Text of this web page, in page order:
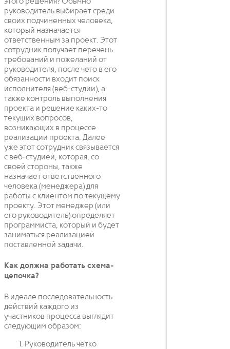
руководитель выбирает среди
своих подчиненных человека,
который назначается
ответственным за проект. Этот
сотрудник получает перечень
требований и пожеланий от
руководителя, после чего в его
обязанности входит поиск
исполнителя (веб-студии), а
также контроль выполнения
проекта и решение каких-то
текущих вопросов,
возникающих в процессе
реализации проекта. Далее
уже этот сотрудник связывается
с веб-студией, которая, со
своей стороны, также
назначает ответственного
человека (менеджера) для
работы с клиентом по текущему
проекту. Этот менеджер (или
его руководитель) определяет
программиста, который и будет
заниматься реализацией
поставленной задачи.
Как должна работать схема-
цепочка?
В идеале последовательность
действий каждого из
участников процесса выглядит
следующим образом:
Руководитель четко